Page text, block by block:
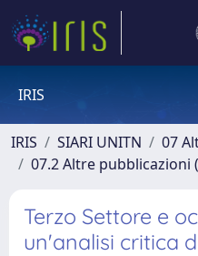
IRIS
IRIS SIARI UNITN
07
07.2 Altre
Terzo Settore e
un'analisi critica